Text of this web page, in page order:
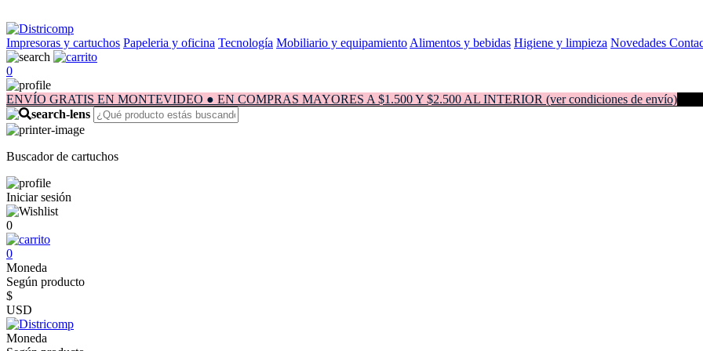
Impresoras y cartuchos Papeleria y oficina Tecnología Mobiliario y equipamiento Alimentos y bebidas Higiene y limpieza Novedades
0
ENVÍO GRATIS EN MONTEVIDEO ● EN COMPRAS MAYORES A $1.500 Y $2.500 AL INTERIOR (ver condiciones de envío)
Buscador de cartuchos
Iniciar sesión
0
0
Moneda
Según producto
$
USD
Moneda